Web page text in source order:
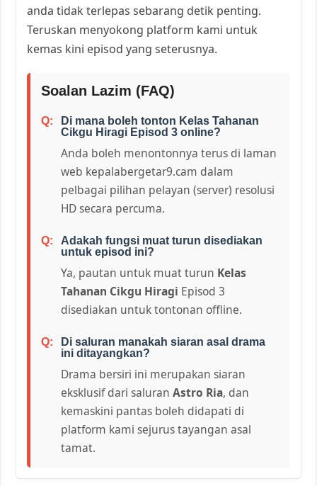
anda tidak terlepas sebarang detik penting.
Teruskan menyokong platform kami untuk
kemas kini episod yang seterusnya.
Soalan Lazim (FAQ)
Di mana boleh tonton Kelas Tahanan
Cikgu Hiragi Episod 3 online?
Anda boleh menontonnya terus di laman
web kepalabergetar9.cam dalam
pelbagai pilihan pelayan (server) resolusi
HD secara percuma.
Adakah fungsi muat turun disediakan
untuk episod ini?
Ya, pautan untuk muat turun Kelas
Tahanan Cikgu Hiragi Episod 3
disediakan untuk tontonan offline.
Di saluran manakah siaran asal drama
ini ditayangkan?
Drama bersiri ini merupakan siaran
eksklusif dari saluranAstro Ria, dan
kemaskini pantas boleh didapati di
platform kami sejurus tayangan asal
tamat.